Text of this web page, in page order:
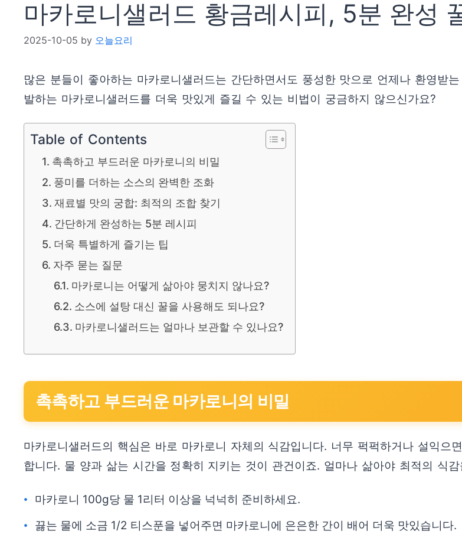
마카로니샐러드 황금레시피, 5분 완성
2025-10-05 by 오늘요리
많은 분들이 좋아하는 마카로니샐러드는 간단하면서도 풍성한 맛으로 언제나 환영받
발하는 마카로니샐러드를 더욱 맛있게 즐길 수 있는 비법이 궁금하지 않으신가요?
Table of Contents
촉촉하고 부드러운 마카로니의 비밀
풍미를 더하는 소스의 완벽한 조화
재료별 맛의 궁합: 최적의 조합 찾기
간단하게 완성하는 5분 레시피
더욱 특별하게 즐기는 팁
자주 묻는 질문
마카로니는 어떻게 삶아야 뭉치지 않나요?
소스에 설탕 대신 꿀을 사용해도 되나요?
마카로니샐러드는 얼마나 보관할 수 있나요?
촉촉하고 부드러운 마카로니의 비밀
마카로니샐러드의 핵심은 바로 마카로니 자체의 식감입니다. 너무 퍽퍽하거나 설익
합니다. 물 양과 삶는 시간을 정확히 지키는 것이 관건이죠. 얼마나 삶아야 최적의 식
마카로니 100g당 물 1리터 이상을 넉넉히 준비하세요.
끓는 물에 소금 1/2 티스푼을 넣어주면 마카로니에 은은한 간이 배어 더욱 맛있습니다.